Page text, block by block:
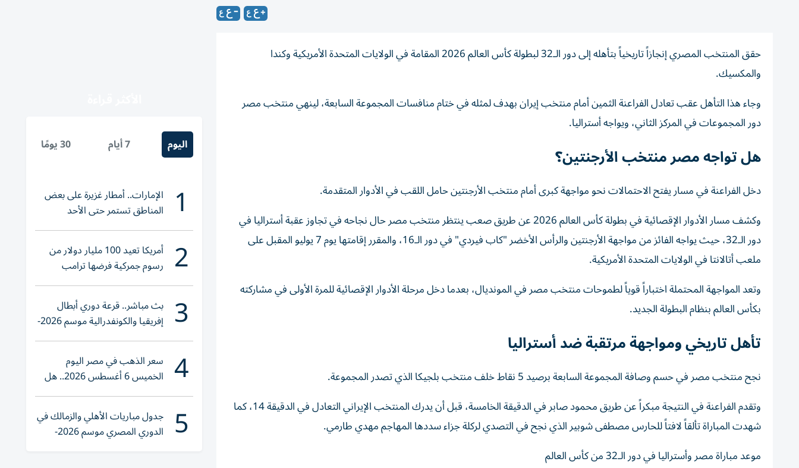
حقق المنتخب المصري إنجازاً تاريخياً بتأهله إلى دور الـ32 لبطولة كأس العالم 2026 المقامة في الولايات المتحدة الأمريكية وكندا
والمكسيك.
وجاء هذا التأهل عقب تعادل الفراعنة الثمين أمام منتخب إيران بهدف لمثله في ختام منافسات المجموعة السابعة، لينهي منتخب مصر
دور المجموعات في المركز الثاني، ويواجه أستراليا.
هل تواجه مصر منتخب الأرجنتين؟
دخل الفراعنة في مسار يفتح الاحتمالات نحو مواجهة كبرى أمام منتخب الأرجنتين حامل اللقب في الأدوار المتقدمة.
وكشف مسار الأدوار الإقصائية في بطولة كأس العالم 2026 عن طريق صعب ينتظر منتخب مصر حال نجاحه في تجاوز عقبة أستراليا في
دور الـ32، حيث يواجه الفائز من مواجهة الأرجنتين والرأس الأخضر "كاب فيردي" في دور الـ16، والمقرر إقامتها يوم 7 يوليو المقبل على
ملعب أتالانتا في الولايات المتحدة الأمريكية.
وتعد المواجهة المحتملة اختباراً قوياً لطموحات منتخب مصر في المونديال، بعدما دخل مرحلة الأدوار الإقصائية للمرة الأولى في مشاركته
بكأس العالم بنظام البطولة الجديد.
تأهل تاريخي ومواجهة مرتقبة ضد أستراليا
نجح منتخب مصر في حسم وصافة المجموعة السابعة برصيد 5 نقاط خلف منتخب بلجيكا الذي تصدر المجموعة.
وتقدم الفراعنة في النتيجة مبكراً عن طريق محمود صابر في الدقيقة الخامسة، قبل أن يدرك المنتخب الإيراني التعادل في الدقيقة 14، كما
شهدت المباراة تألقاً لافتاً للحارس مصطفى شوبير الذي نجح في التصدي لركلة جزاء سددها المهاجم مهدي طارمي.
موعد مباراة مصر وأستراليا في دور الـ32 من كأس العالم
اليوم 7 أيام 30 يومًا
1 الإمارات.. أمطار غزيرة على بعض
المناطق تستمر حتى الأحد
2 أمريكا تعيد 100 مليار دولار من
رسوم جمركية فرضها ترامب
3 بث مباشر.. قرعة دوري أبطال
إفريقيا والكونفدرالية موسم 2026-
2027
4 سعر الذهب في مصر اليوم
الخميس 6 أغسطس 2026.. هل
تنوي الشراء؟
5 جدول مباريات الأهلي والزمالك في
الدوري المصري موسم 2026-